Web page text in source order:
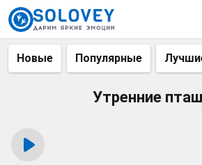
Новые Популярные
Утренние